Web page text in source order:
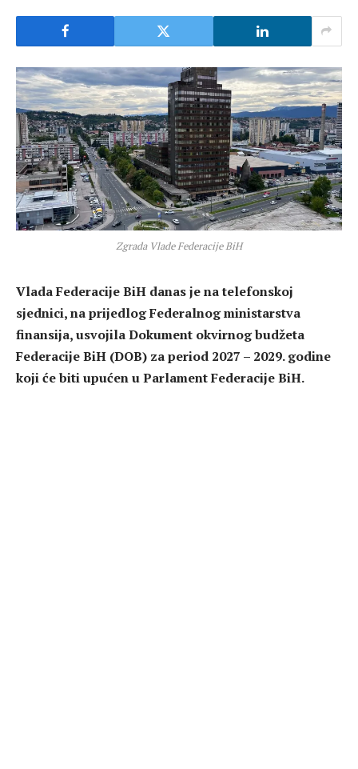
Zgrada Vlade Federacije BiH
Vlada Federacije BiH danas je na telefonskoj
sjednici, na prijedlog Federalnog ministarstva
finansija, usvojila Dokument okvirnog budžeta
Federacije BiH (DOB) za period 2027 – 2029. godine
koji će biti upućen u Parlament Federacije BiH.